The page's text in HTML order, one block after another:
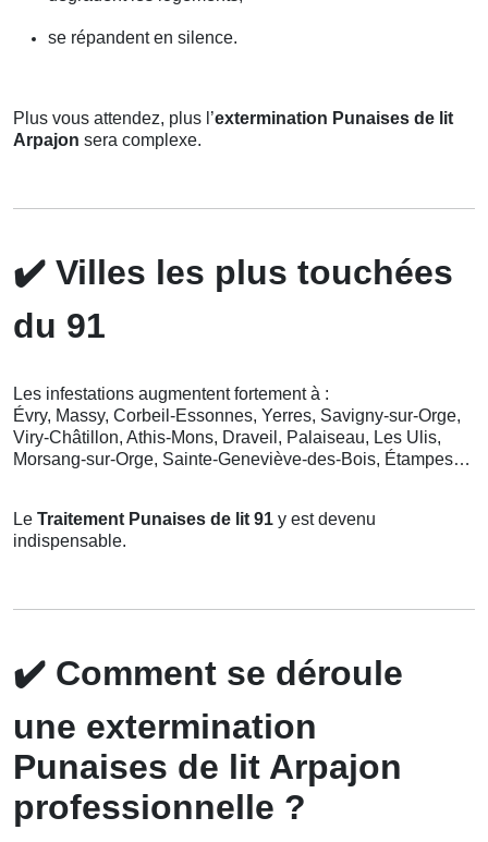
se répandent en silence.
Plus vous attendez, plus l’extermination Punaises de lit
Arpajon sera complexe.
✔️ Villes les plus touchées
du 91
Les infestations augmentent fortement à :
Évry, Massy, Corbeil-Essonnes, Yerres, Savigny-sur-Orge,
Viry-Châtillon, Athis-Mons, Draveil, Palaiseau, Les Ulis,
Morsang-sur-Orge, Sainte-Geneviève-des-Bois, Étampes…
Le Traitement Punaises de lit 91 y est devenu
indispensable.
✔️ Comment se déroule
une extermination
Punaises de lit Arpajon
professionnelle ?